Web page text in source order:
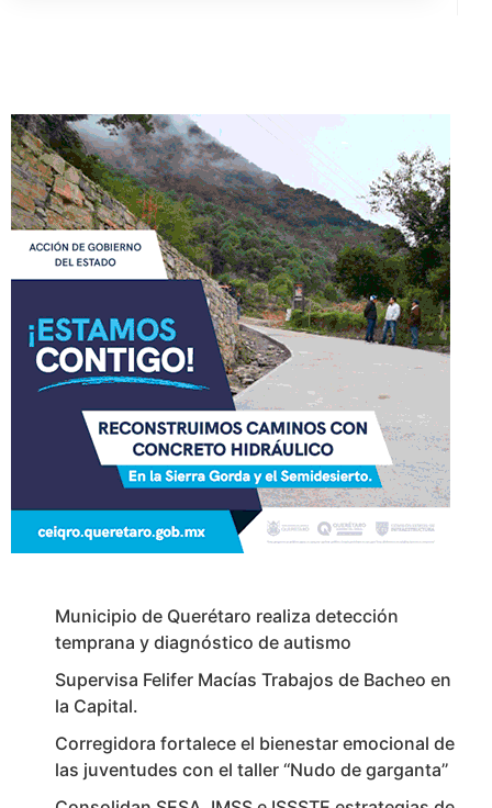
Municipio de Querétaro realiza detección
temprana y diagnóstico de autismo
Supervisa Felifer Macías Trabajos de Bacheo en
la Capital.
Corregidora fortalece el bienestar emocional de
las juventudes con el taller ‘‘Nudo de garganta’’